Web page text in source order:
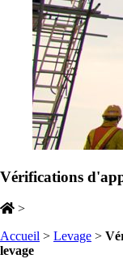
Vérifications
>
Accueil > Levage >
levage